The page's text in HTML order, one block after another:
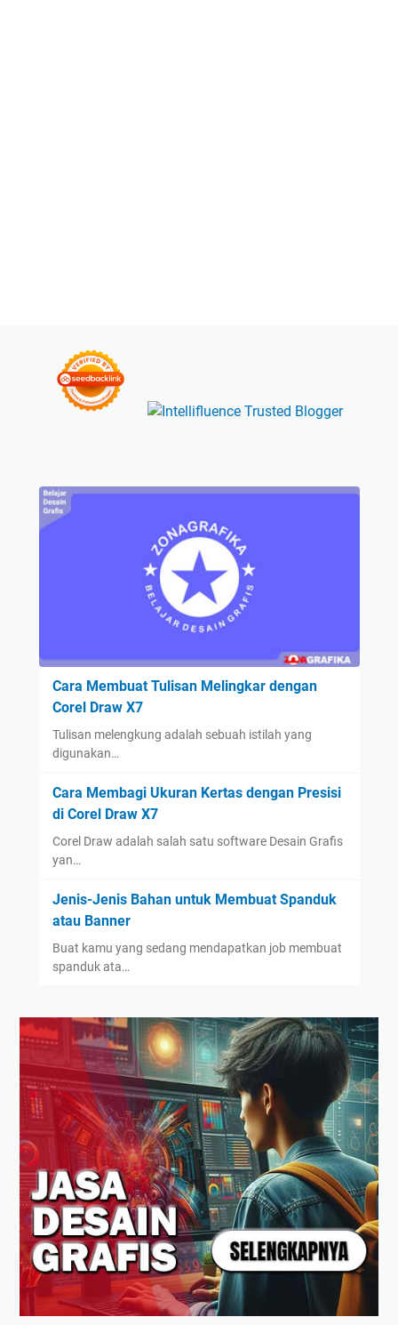
Cara Membuat Tulisan Melingkar dengan
Corel Draw X7
Tulisan melengkung adalah sebuah istilah yang
digunakan…
Cara Membagi Ukuran Kertas dengan Presisi
di Corel Draw X7
Corel Draw adalah salah satu software Desain Grafis
yan…
Jenis-Jenis Bahan untuk Membuat Spanduk
atau Banner
Buat kamu yang sedang mendapatkan job membuat
spanduk ata…